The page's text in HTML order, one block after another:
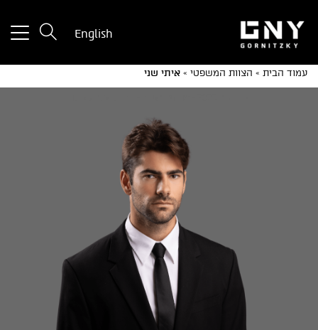
English
עמוד הבית » הצוות המשפטי » איתי שני